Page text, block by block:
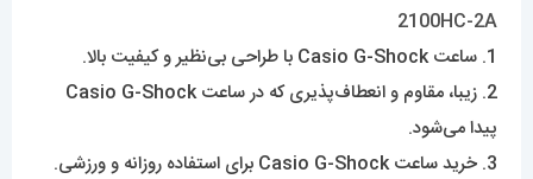
1. ساعت Casio G-Shock با طراحی بی‌نظیر و کیفیت بالا.
2. زیبا، مقاوم و انعطاف‌پذیری که در ساعت Casio G-Shock
پیدا می‌شود.
3. خرید ساعت Casio G-Shock برای استفاده روزانه و ورزشی.